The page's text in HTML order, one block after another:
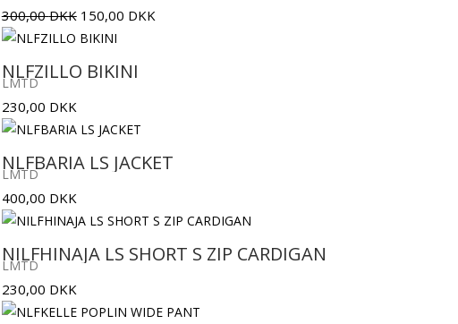
250,00 DKK.125,00 DKK.
300,00DKK Den
oprindelige
var:
150,00 DKKDen
NLFZILLO BIKINI
LMTD
230,00 DKK
NLFBARIA LS JACKET
LMTD
400,00 DKK
NILFHINAJA LS SHORT S ZIP CARDIGAN
LMTD
230,00 DKK